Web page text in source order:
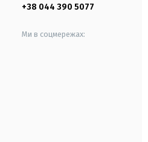
+38 044 390 5077
Ми в соцмережах: